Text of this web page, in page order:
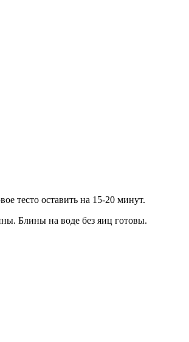
тесто оставить на 15-20 минут.
Блины на воде без яиц готовы.